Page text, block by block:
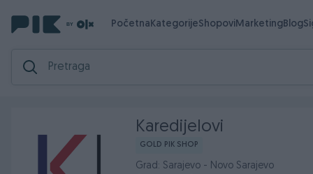
PočetnaKategorijeShopoviMarketingBlog
Karedijelovi
GOLD PIK SHOP
Grad: Sarajevo - Novo Sarajevo